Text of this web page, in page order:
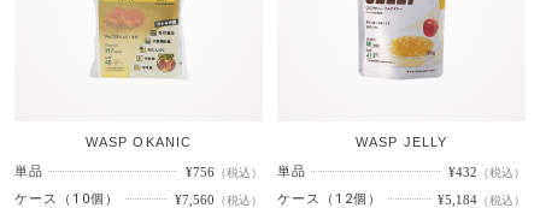
WASP OKANIC
単品 ¥756 （税込）
ケース（10個） ¥7,560 （税込）
WASP JELLY
単品 ¥432 （税込）
ケース（12個） ¥5,184 （税込）